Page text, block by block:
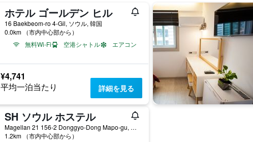
ホテル ゴールデン ヒル
16 Baekbeom-ro 4-Gil, ソウル, 韓国
0.0km （市内中心部から）
無料Wi-Fi
空港シャトル エアコン
¥4,741
平均一泊当たり 詳細を見る
SH ソウル ホステル
Magellan 21 156-2 Donggyo-Dong Mapo-gu, ソウル, 韓国
1.2km （市内中心部から）